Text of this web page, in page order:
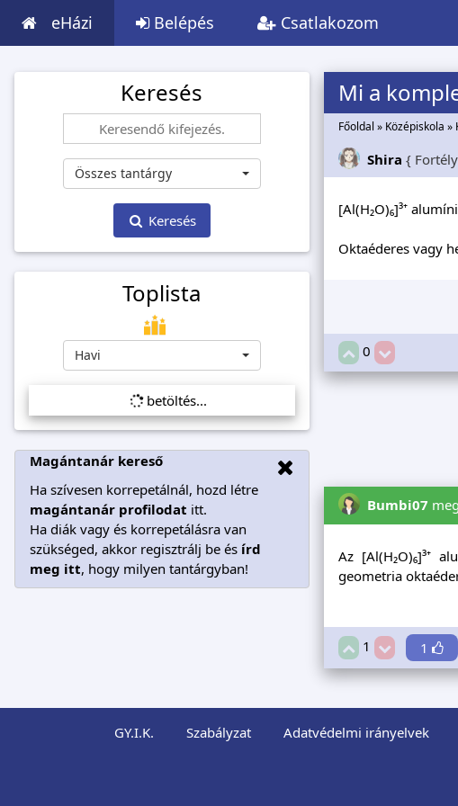
eHázi Belépés Csatlakozom
Keresés
Összes tantárgy
Keresés
Toplista
Havi
betöltés...
Magántanár kereső
Ha szívesen korrepetálnál, hozd létre
magántanár profilodat itt.
Ha diák vagy és korrepetálásra van
szükséged, akkor regisztrálj be és írd
meg itt, hogy milyen tantárgyban!
Mi a
Főoldal » Középiskola »
Shira {
[Al(H₂O)₆]³⁺
Oktaéderes vagy
0
Bumbi07
Az [Al(H₂O)₆]³⁺
geometria
1 1
GY.I.K. Szabályzat Adatvédelmi irányelvek